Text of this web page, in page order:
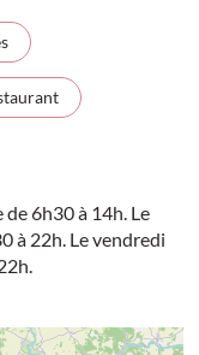
6h30 à 14h. Le
à 22h. Le vendredi